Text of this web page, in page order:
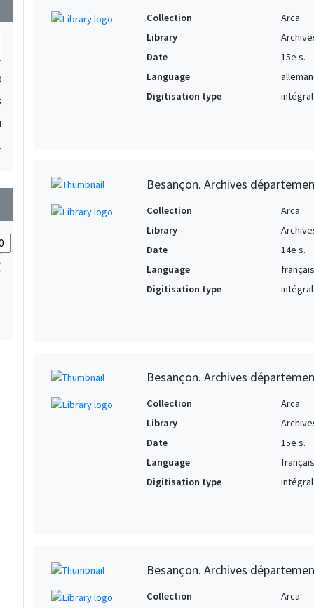
Collection
Arca
Library
Date
15e s.
Language
Digitisation type
intégral
Besançon. Archives
Collection
Arca
Library
Date
14e s.
Language
Digitisation type
intégral
Besançon. Archives
Collection
Arca
Library
Date
15e s.
Language
français
Digitisation type
intégral
Besançon. Archives
Collection
Arca